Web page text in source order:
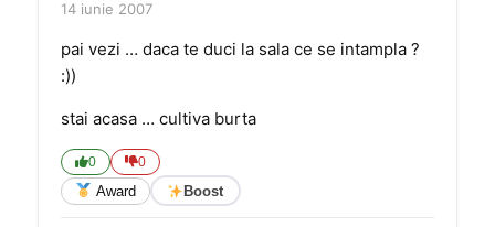
14 iunie 2007
pai vezi … daca te duci la sala ce se intampla ?
:))
stai acasa … cultiva burta
0 0
Award Boost